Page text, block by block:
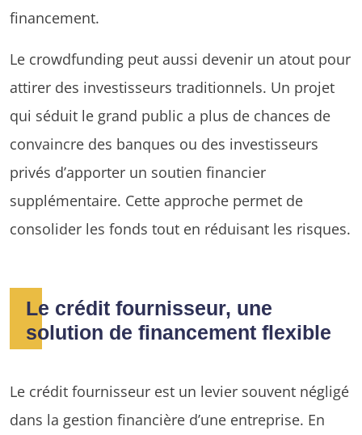
financement.
Le crowdfunding peut aussi devenir un atout pour
attirer des investisseurs traditionnels. Un projet
qui séduit le grand public a plus de chances de
convaincre des banques ou des investisseurs
privés d’apporter un soutien financier
supplémentaire. Cette approche permet de
consolider les fonds tout en réduisant les risques.
Le crédit fournisseur, une
solution de financement flexible
Le crédit fournisseur est un levier souvent négligé
dans la gestion financière d’une entreprise. En